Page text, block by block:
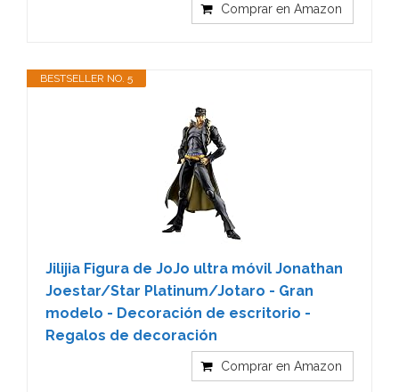
Comprar en Amazon
BESTSELLER NO. 5
Jilijia Figura de JoJo ultra móvil Jonathan
Joestar/Star Platinum/Jotaro - Gran
modelo - Decoración de escritorio -
Regalos de decoración
Comprar en Amazon